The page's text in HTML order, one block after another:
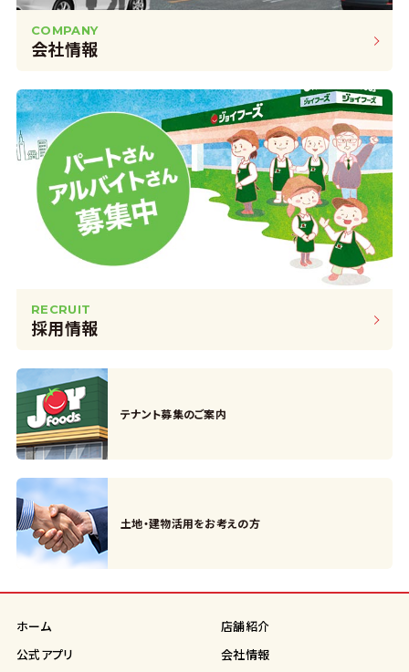
COMPANY
会社情報
RECRUIT
採用情報
テナント募集のご案内
土地・建物活用をお考えの方
ホーム
店舗紹介
公式アプリ
会社情報